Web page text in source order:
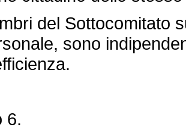
del Sottocomitato
sono
6.